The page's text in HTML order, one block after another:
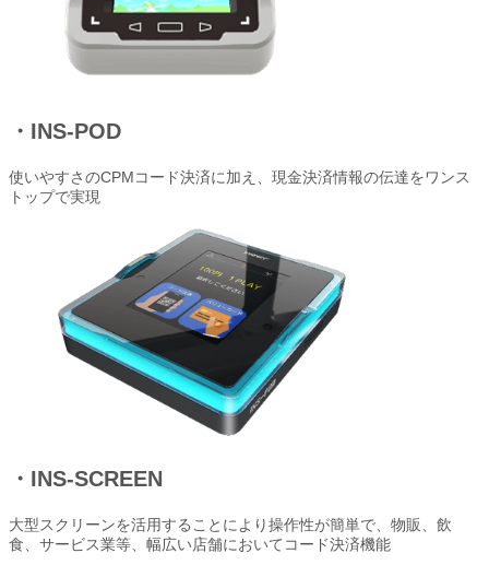
・INS-POD
使いやすさのCPMコード決済に加え、現金決済情報の伝達をワンス
トップで実現
・INS-SCREEN
大型スクリーンを活用することにより操作性が簡単で、物販、飲
食、サービス業等、幅広い店舗においてコード決済機能